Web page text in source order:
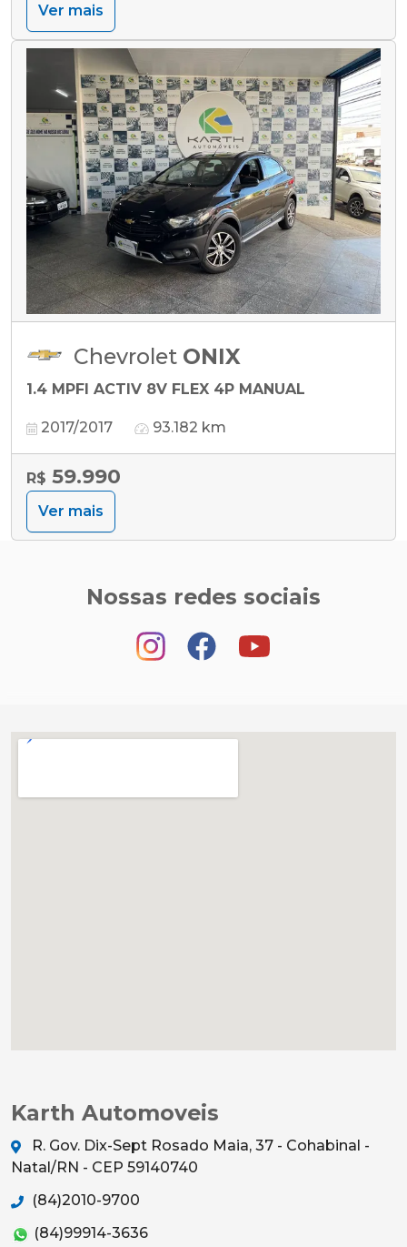
Ver mais
Chevrolet ONIX
1.4 MPFI ACTIV 8V FLEX 4P MANUAL
2017/2017 93.182 km
R$ 59.990
Ver mais
Nossas redes sociais
Karth Automoveis
R. Gov. Dix-Sept Rosado Maia, 37 - Cohabinal -
Natal/RN - CEP 59140740
(84)2010-9700
(84)99914-3636